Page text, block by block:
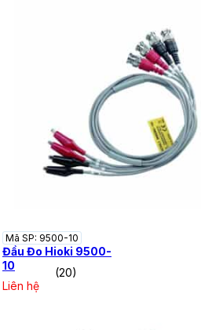
Mã SP: 9500-10
Đầu Đo Hioki 9500-
10
(20)
Liên hệ